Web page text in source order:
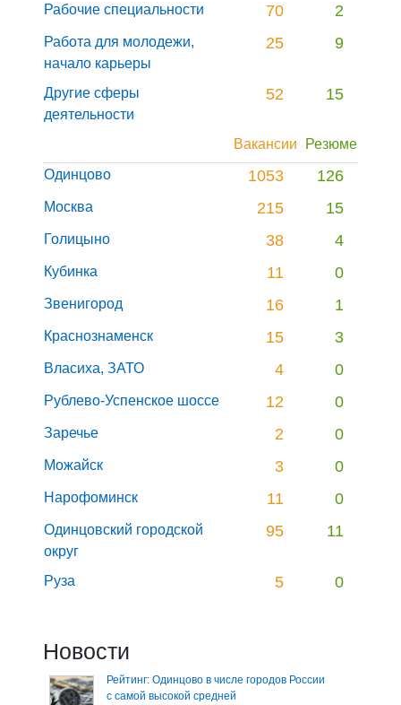
Рабочие специальности 70 2
Работа для молодежи,
начало карьеры
25 9
Другие сферы
деятельности
52 15
Вакансии
Резюме
Одинцово
1053 126
Москва 215 15
Голицыно 38 4
Кубинка 11 0
Звенигород 16 1
Краснознаменск 15 3
Власиха, ЗАТО 4 0
Рублево-Успенское шоссе 12 0
Заречье 2 0
Можайск 3 0
Нарофоминск 11 0
Одинцовский городской
округ
95 11
Руза 5 0
Новости
Рейтинг: Одинцово в числе городов России
с самой высокой средней